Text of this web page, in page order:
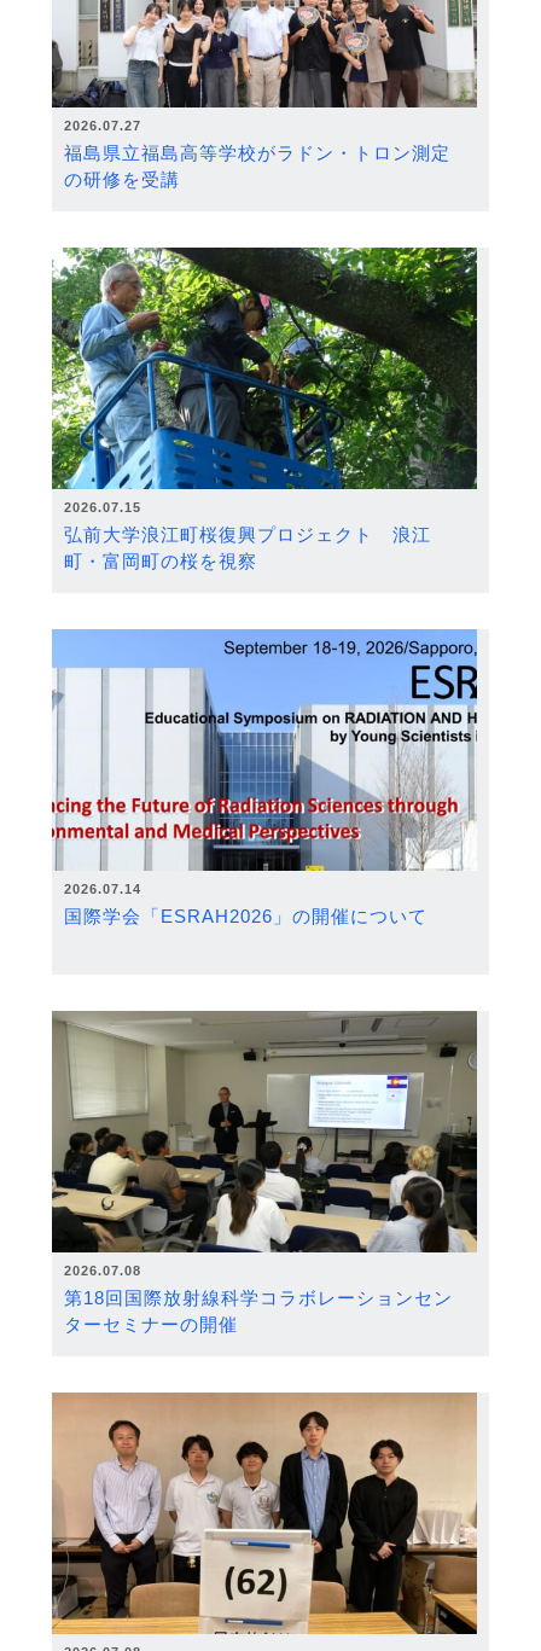
2026.07.27
福島県立福島高等学校がラドン・トロン測定
の研修を受講
2026.07.15
弘前大学浪江町桜復興プロジェクト 浪江
町・富岡町の桜を視察
2026.07.14
国際学会「ESRAH2026」の開催について
2026.07.08
第18回国際放射線科学コラボレーションセン
ターセミナーの開催